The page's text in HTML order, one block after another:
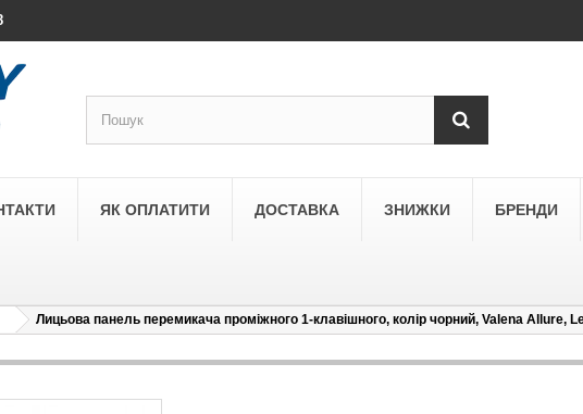
LEGRAND
ЯК ОПЛАТИТИ ДОСТАВКА ЗНИЖКИ БРЕНДИ
Лицьова панель перемикача проміжного 1-клавішного, колір чорний, Valena Allure,